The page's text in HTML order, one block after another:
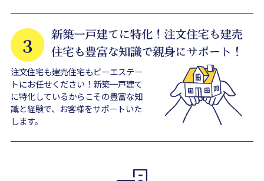
注文住宅も建売住宅もビーエステー
トにお任せください！新築一戸建て
に特化しているからこその豊富な知
識と経験で、お客様をサポートいた
します。